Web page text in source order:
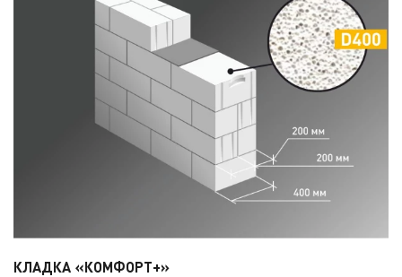
КЛАДКА «КОМФОРТ+»